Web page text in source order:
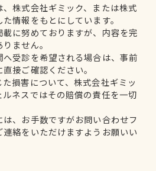
株式会社ギミック、または株式
情報をもとにしています。
に努めておりますが、内容を完
ません。
受診を希望される場合は、事前
接ご確認ください。
損害について、株式会社ギミッ
ネスではその賠償の責任を一切
、お手数ですがお問い合わせフ
絡をいただけますようお願いい